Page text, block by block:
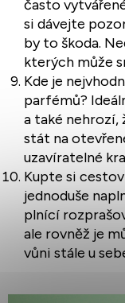
často
si dávejte
by to škoda.
kterých může
Kde je
parfémů?
a také nehrozí,
stát na
uzavíratelné
Kupte si
jednoduše
plnící
ale rovněž je
vůni stále u